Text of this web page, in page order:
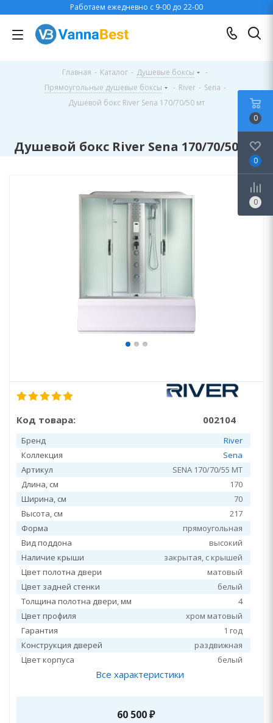
Работаем ежедневно с 9-00 до 22-00
Главная - Каталог - Душевые боксы
-
Прямоугольные душевые боксы
- River - Sena -
Душевой бокс River Sena 170/70/50 мт
Душевой бокс River Sena 170/70/50 мт
Код товара: 002104
Бренд
River
Коллекция
Sena
Артикул
SENA 170/70/55 MT
Длина, см
170
Ширина, см
70
Высота, см
217
Форма
прямоугольная
Вид поддона
высокий
Наличие крыши
закрытая, c крышей
Цвет полотна двери
матовый
Цвет задней стенки
белый
Толщина полотна двери, мм
4
Цвет профиля
хром матовый
Гарантия
1 год
Конструкция дверей
раздвижная
Цвет корпуса
белый
Все характеристики
60 500₽
0
0
0